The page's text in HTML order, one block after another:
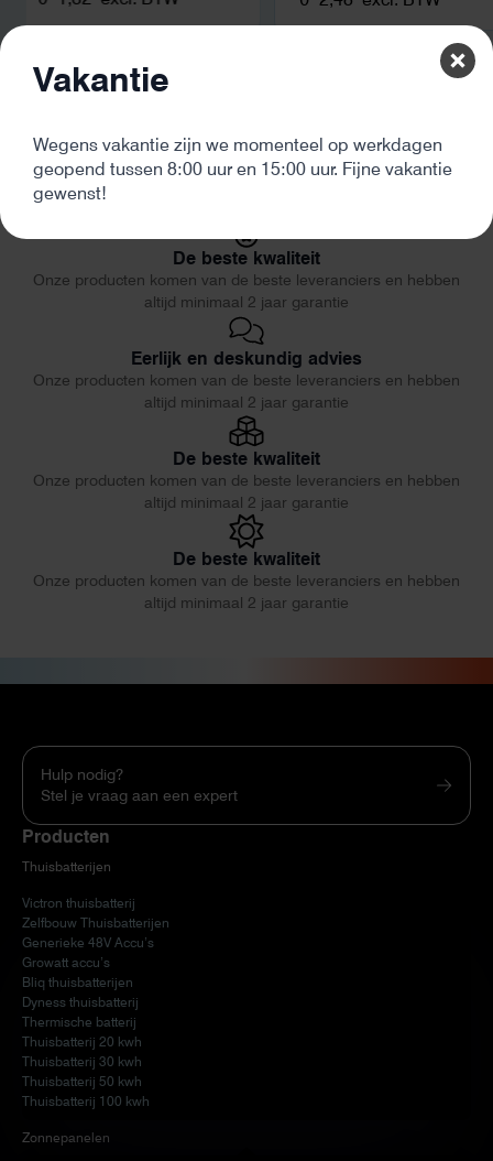
De beste kwaliteit
Onze producten komen van de beste leveranciers en hebben
altijd minimaal 2 jaar garantie
Eerlijk en deskundig advies
Onze producten komen van de beste leveranciers en hebben
altijd minimaal 2 jaar garantie
De beste kwaliteit
Onze producten komen van de beste leveranciers en hebben
altijd minimaal 2 jaar garantie
De beste kwaliteit
Onze producten komen van de beste leveranciers en hebben
altijd minimaal 2 jaar garantie
Hulp nodig?
Stel je vraag aan een expert
Producten
Thuisbatterijen
Victron thuisbatterij
Zelfbouw Thuisbatterijen
Generieke 48V Accu’s
Growatt accu’s
Bliq thuisbatterijen
Dyness thuisbatterij
Thermische batterij
Thuisbatterij 20 kwh
Thuisbatterij 30 kwh
Thuisbatterij 50 kwh
Thuisbatterij 100 kwh
Zonnepanelen
Vakantie
Wegens vakantie zijn we momenteel op werkdagen
geopend tussen 8:00 uur en 15:00 uur. Fijne vakantie
gewenst!